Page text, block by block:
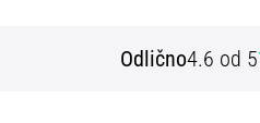
Odlično4.6 od 5